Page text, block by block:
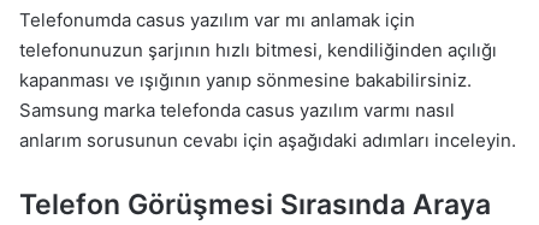
Telefonumda casus yazılım var mı anlamak için
telefonunuzun şarjının hızlı bitmesi, kendiliğinden açılığı
kapanması ve ışığının yanıp sönmesine bakabilirsiniz.
Samsung marka telefonda casus yazılım varmı nasıl
anlarım sorusunun cevabı için aşağıdaki adımları inceleyin.
Telefon Görüşmesi Sırasında Araya